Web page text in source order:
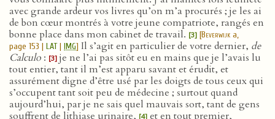
avec grande ardeur vos livres qu’on m’a procurés ; je les ai
de bon cœur montrés à votre jeune compatriote, rangés en
bonne place dans mon cabinet de travail. [3] [Beverwijk a,
page 153 | LAT| IMG] Il s’agit en particulier de votre dernier, de
Calculo : [3] je ne l’ai pas sitôt eu en mains que je l’avais lu
tout entier, tant il m’est apparu savant et érudit, et
assurément digne d’être usé par les doigts de tous ceux qui
s’occupent tant soit peu de médecine ; surtout quand
aujourd’hui, par je ne sais quel mauvais sort, tant de gens
souffrent de lithiase urinaire, [4] et en tout premier,